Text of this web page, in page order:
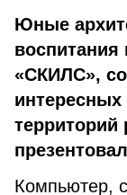
Юные
воспитания
«СКИЛС»,
интересных
территорий
Компьютер,